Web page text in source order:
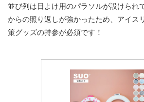
並び列は日よけ用のパラソルが設けられ
からの照り返しが強かったため、アイス
策グッズの持参が必須です！